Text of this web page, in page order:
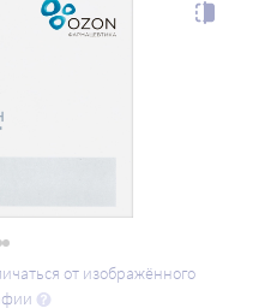
от изображённого